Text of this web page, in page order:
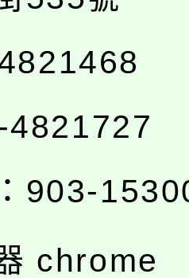
4821727
903-
chrome